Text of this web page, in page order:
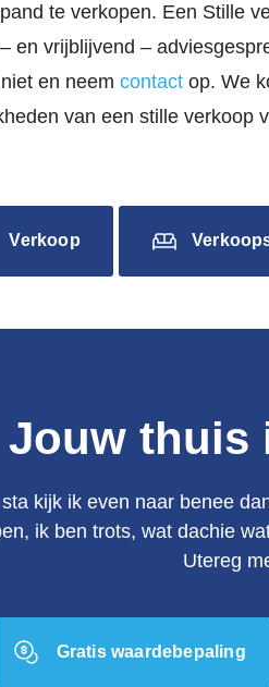
te verkopen. Een Stille
en vrijblijvend –
en neem contact op. We
van een stille verkoop
Verkoop
Jouw thuis
kijk ik even naar benee
ik ben trots, wat dachie
Utereg
Gratis waardebepaling